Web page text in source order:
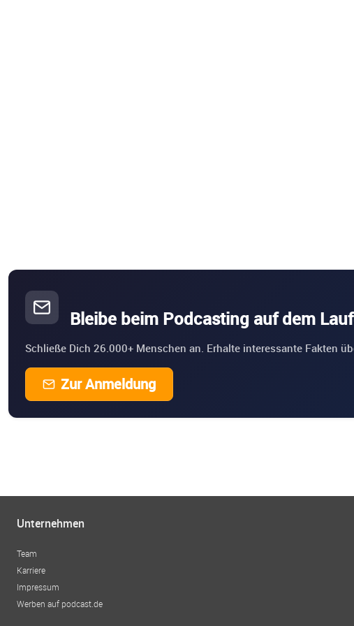
Bleibe beim Podcasting auf dem
Schließe Dich 26.000+ Menschen an. Erhalte interessante Fakten
Zur Anmeldung
Unternehmen
Team
Karriere
Impressum
Werben auf podcast.de